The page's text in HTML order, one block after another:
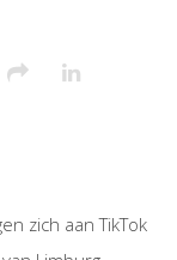
zich aan TikTok